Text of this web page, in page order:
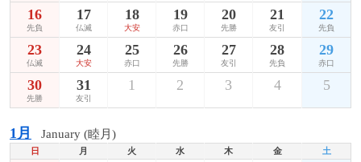
16
先負
17
仏滅
18
大安
19
赤口
20
先勝
21
友引
22
先負
23
仏滅
24
大安
25
赤口
26
先勝
27
友引
28
先負
29
赤口
30
先勝
31
友引
1 2 3 4 5
1月 January (睦月)
日 月 火 水 木 金 土